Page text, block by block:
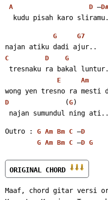
A D –
kudu pisah karo
G G7
najan atiku dadi ajur..
C D G
tresnaku ra bakal
E Am
wong yen tresno ra mesti
D
              (
G)
najan sumundul ning ati..
Outro : G Am Bm C –D
G Am Bm C –D G
ORIGINAL CHORD
Maaf, chord gitar versi